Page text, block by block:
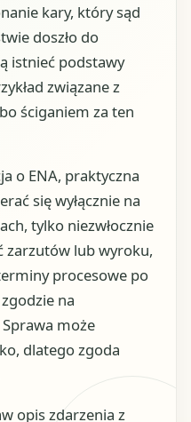
kary, który sąd
doszło do
istnieć podstawy
związane z
ściganiem za ten
o ENA, praktyczna
się wyłącznie na
tylko niezwłocznie
zarzutów lub wyroku,
procesowe po
na
może
dlatego zgoda
opis zdarzenia z